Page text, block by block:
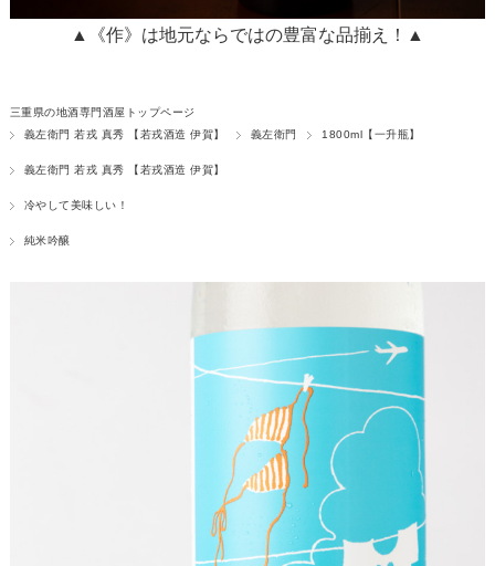
▲《作》は地元ならではの豊富な品揃え！▲
三重県の地酒専門酒屋トップページ
義左衛門 若戎 真秀 【若戎酒造 伊賀】
義左衛門 1800ml【一升瓶】
義左衛門 若戎 真秀 【若戎酒造 伊賀】
冷やして美味しい！
純米吟醸